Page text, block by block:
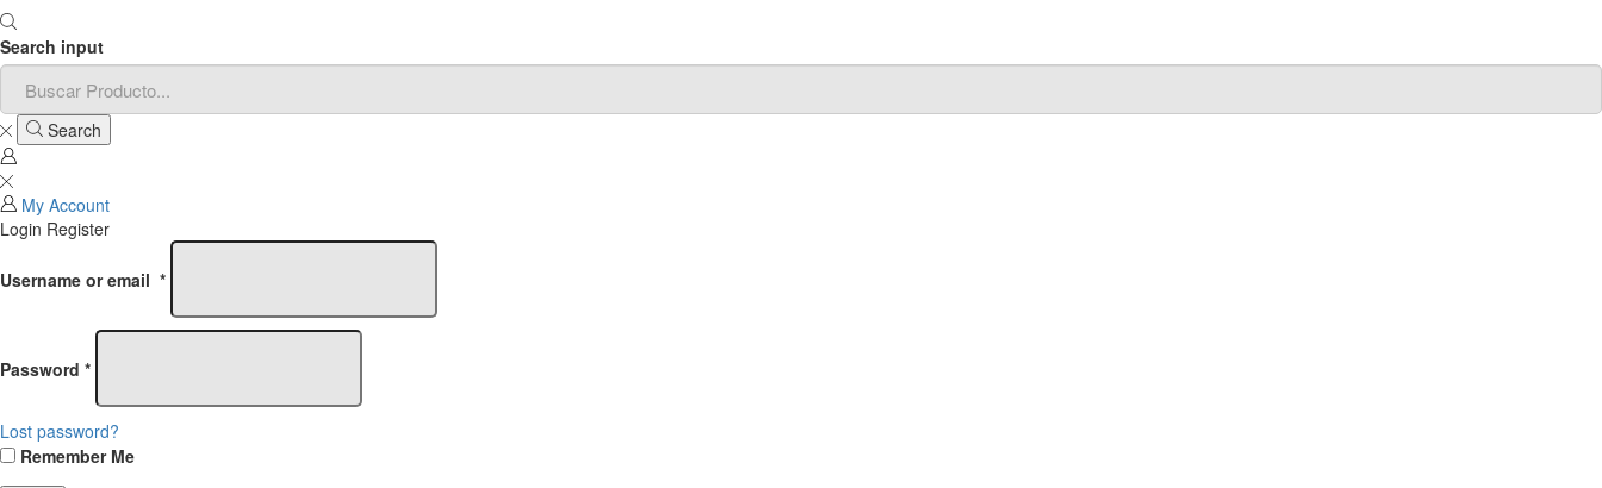
Search input
Search
My Account
Login Register
Username or email *
Password *
Lost password?
Remember Me